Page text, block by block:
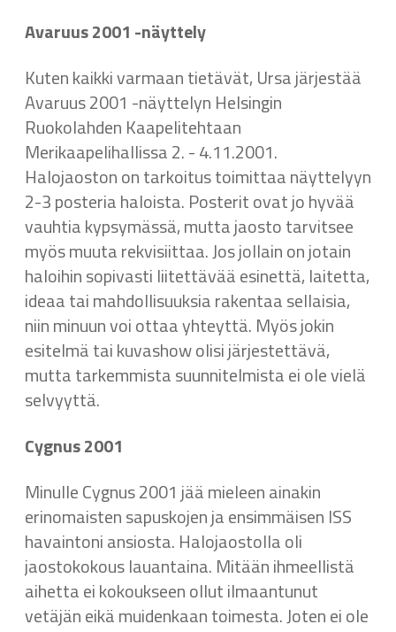
Avaruus 2001 -näyttely
Kuten kaikki varmaan tietävät, Ursa järjestää
Avaruus 2001 -näyttelyn Helsingin
Ruokolahden Kaapelitehtaan
Merikaapelihallissa 2. - 4.11.2001.
Halojaoston on tarkoitus toimittaa näyttelyyn
2-3 posteria haloista. Posterit ovat jo hyvää
vauhtia kypsymässä, mutta jaosto tarvitsee
myös muuta rekvisiittaa. Jos jollain on jotain
haloihin sopivasti liitettävää esinettä, laitetta,
ideaa tai mahdollisuuksia rakentaa sellaisia,
niin minuun voi ottaa yhteyttä. Myös jokin
esitelmä tai kuvashow olisi järjestettävä,
mutta tarkemmista suunnitelmista ei ole vielä
selvyyttä.
Cygnus 2001
Minulle Cygnus 2001 jää mieleen ainakin
erinomaisten sapuskojen ja ensimmäisen ISS
havaintoni ansiosta. Halojaostolla oli
jaostokokous lauantaina. Mitään ihmeellistä
aihetta ei kokoukseen ollut ilmaantunut
vetäjän eikä muidenkaan toimesta. Joten ei ole